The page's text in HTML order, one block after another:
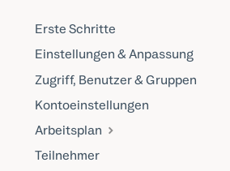
Erste Schritte
Einstellungen & Anpassung
Zugriff, Benutzer & Gruppen
Kontoeinstellungen
Arbeitsplan
Teilnehmer